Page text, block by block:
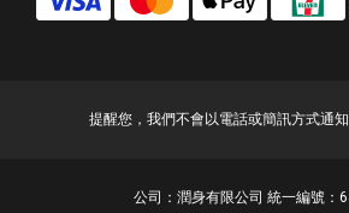
提醒您，我們不會以電話或簡訊方式通知
公司：潤身有限公司 統一編號：